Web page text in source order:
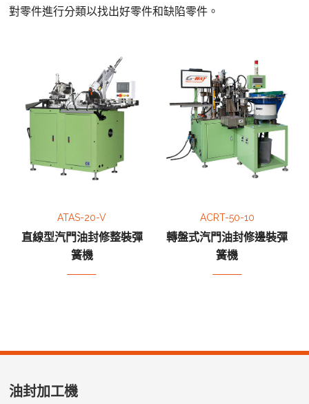
對零件進行分類以找出好零件和缺陷零件。
ATAS-20-V
直線型汽門油封修整裝彈
簧機
ACRT-50-10
轉盤式汽門油封修邊裝彈
簧機
油封加工機